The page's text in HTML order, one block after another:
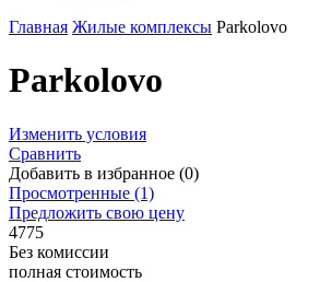
Главная Жилые комплексы Parkolovo
Parkolovo
Изменить условия
Сравнить
Добавить в избранное (0)
Просмотренные (1)
Предложить свою цену
4775
Без комиссии
полная стоимость